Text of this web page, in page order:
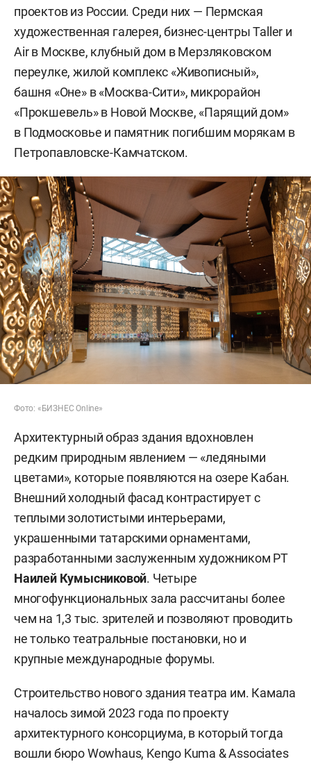
проектов из России. Среди них — Пермская
художественная галерея, бизнес-центры Taller и
Air в Москве, клубный дом в Мерзляковском
переулке, жилой комплекс «Живописный»,
башня «Оне» в «Москва-Сити», микрорайон
«Прокшевель» в Новой Москве, «Парящий дом»
в Подмосковье и памятник погибшим морякам в
Петропавловске-Камчатском.
Фото: «БИЗНЕС Online»
Архитектурный образ здания вдохновлен
редким природным явлением — «ледяными
цветами», которые появляются на озере Кабан.
Внешний холодный фасад контрастирует с
теплыми золотистыми интерьерами,
украшенными татарскими орнаментами,
разработанными заслуженным художником РТ
Наилей Кумысниковой. Четыре
многофункциональных зала рассчитаны более
чем на 1,3 тыс. зрителей и позволяют проводить
не только театральные постановки, но и
крупные международные форумы.
Строительство нового здания театра им. Камала
началось зимой 2023 года по проекту
архитектурного консорциума, в который тогда
вошли бюро Wowhaus, Kengo Kuma & Associates